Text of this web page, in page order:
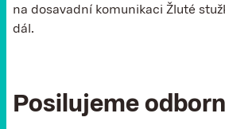
na dosavadní komunikaci Žluté
dál.
Posilujeme